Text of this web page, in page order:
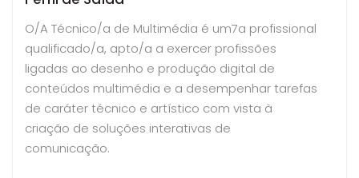
O/A Técnico/a de Multimédia é um7a profissional
qualificado/a, apto/a a exercer profissões
ligadas ao desenho e produção digital de
conteúdos multimédia e a desempenhar tarefas
de caráter técnico e artístico com vista à
criação de soluções interativas de
comunicação.